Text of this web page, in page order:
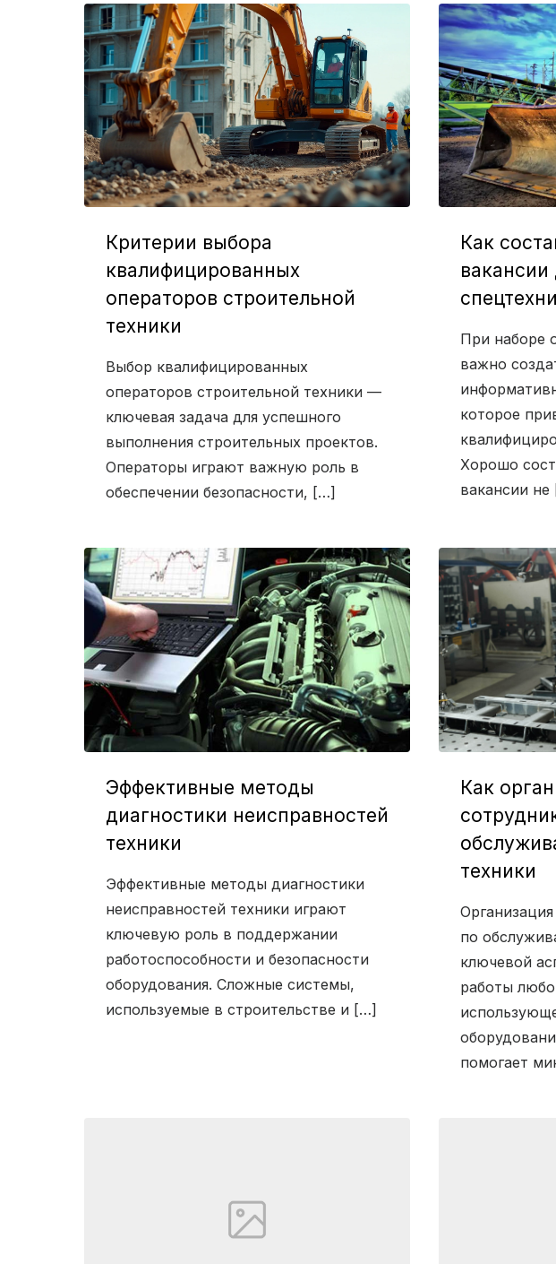
Критерии выбора
квалифицированных
операторов строительной
техники
Выбор квалифицированных
операторов строительной техники —
ключевая задача для успешного
выполнения строительных проектов.
Операторы играют важную роль в
обеспечении безопасности, […]
Как
вакансии
При наборе
важно
которое
Хорошо
вакансии
Эффективные методы
диагностики неисправностей
техники
Эффективные методы диагностики
неисправностей техники играют
ключевую роль в поддержании
работоспособности и безопасности
оборудования. Сложные системы,
используемые в строительстве и […]
Как
техники
по
ключевой
работы
помогает